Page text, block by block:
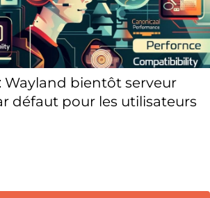
Wayland bientôt serveur
défaut pour les utilisateurs